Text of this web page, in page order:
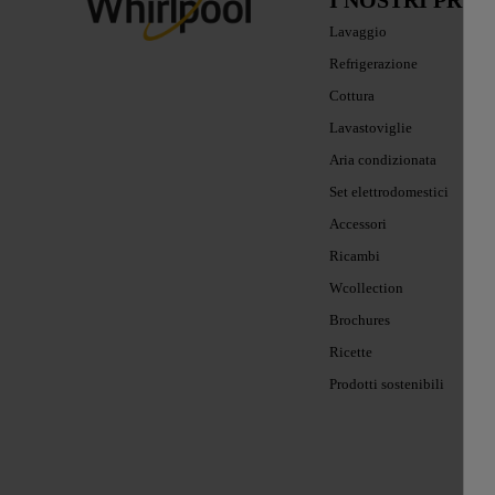
Lavaggio
Refrigerazione
Cottura
Lavastoviglie
Aria condizionata
Set elettrodomestici
Accessori
Ricambi
Wcollection
Brochures
Ricette
Prodotti sostenibili